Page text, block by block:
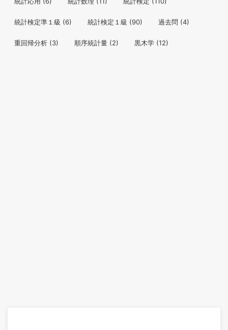
統計検定準１級 (6) 統計検定１級 (90) 過去問 (4)
重回帰分析 (3) 順序統計量 (2) 黒木学 (12)